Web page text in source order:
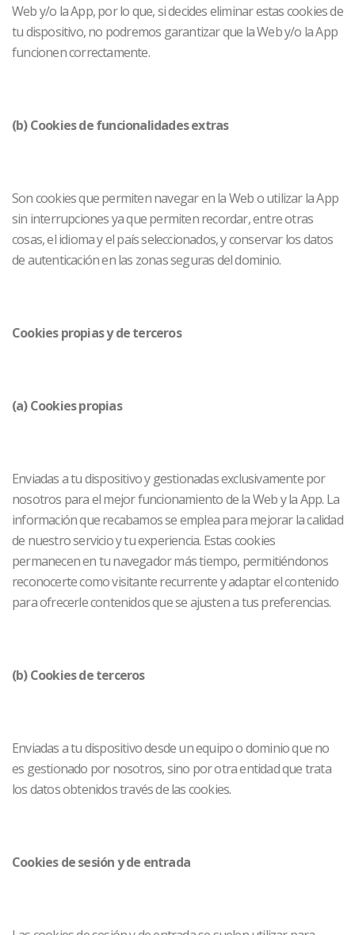
Web y/o la App, por lo que, si decides eliminar estas cookies de
tu dispositivo, no podremos garantizar que la Web y/o la App
funcionen correctamente.
(b) Cookies de funcionalidades extras
Son cookies que permiten navegar en la Web o utilizar la App
sin interrupciones ya que permiten recordar, entre otras
cosas, el idioma y el país seleccionados, y conservar los datos
de autenticación en las zonas seguras del dominio.
Cookies propias y de terceros
(a)Cookies propias
Enviadas a tu dispositivo y gestionadas exclusivamente por
nosotros para el mejor funcionamiento de la Web y la App. La
información que recabamos se emplea para mejorar la calidad
de nuestro servicio y tu experiencia. Estas cookies
permanecen en tu navegador más tiempo, permitiéndonos
reconocerte como visitante recurrente y adaptar el contenido
para ofrecerle contenidos que se ajusten a tus preferencias.
(b) Cookies de terceros
Enviadas a tu dispositivo desde un equipo o dominio que no
es gestionado por nosotros, sino por otra entidad que trata
los datos obtenidos través de las cookies.
Cookies de sesión y de entrada